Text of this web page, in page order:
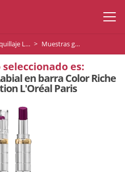
Labios Muestras gratis de Labial en barra Color Riche Shine Addiction L'Oréal Paris
es:
en barra Color Riche
L'Oréal Paris